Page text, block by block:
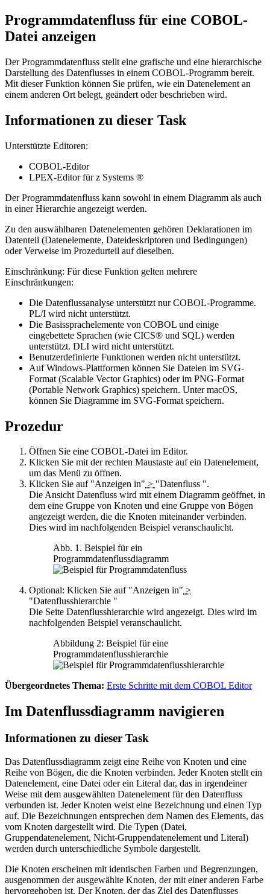
Programmdatenfluss für eine COBOL-
Datei anzeigen
Der Programmdatenfluss stellt eine grafische und eine hierarchische
Darstellung des Datenflusses in einem COBOL-Programm bereit.
Mit dieser Funktion können Sie prüfen, wie ein Datenelement an
einem anderen Ort belegt, geändert oder beschrieben wird.
Informationen zu dieser Task
Unterstützte Editoren:
COBOL-Editor
LPEX-Editor für z Systems ®
Der Programmdatenfluss kann sowohl in einem Diagramm als auch
in einer Hierarchie angezeigt werden.
Zu den auswählbaren Datenelementen gehören Deklarationen im
Datenteil (Datenelemente, Dateideskriptoren und Bedingungen)
oder Verweise im Prozedurteil auf dieselben.
Einschränkung: Für diese Funktion gelten mehrere
Einschränkungen:
Die Datenflussanalyse unterstützt nur COBOL-Programme.
PL/I wird nicht unterstützt.
Die Basissprachelemente von COBOL und einige
eingebettete Sprachen (wie CICS® und SQL) werden
unterstützt. DLI wird nicht unterstützt.
Benutzerdefinierte Funktionen werden nicht unterstützt.
Auf Windows-Plattformen können Sie Dateien im SVG-
Format (Scalable Vector Graphics) oder im PNG-Format
(Portable Network Graphics) speichern. Unter macOS,
können Sie Diagramme im SVG-Format speichern.
Prozedur
Öffnen Sie eine COBOL-Datei im Editor.
Klicken Sie mit der rechten Maustaste auf ein Datenelement,
um das Menü zu öffnen.
Klicken Sie auf "Anzeigen in" > "Datenfluss ".
Die AnsichtDatenfluss wird mit einem Diagramm geöffnet, in
dem eine Gruppe von Knoten und eine Gruppe von Bögen
angezeigt werden, die die Knoten miteinander verbinden.
Dies wird im nachfolgenden Beispiel veranschaulicht.
Abb. 1. Beispiel für ein
Programmdatenflussdiagramm
Optional: Klicken Sie auf "Anzeigen in" >
"Datenflusshierarchie "
Die Seite Datenflusshierarchie wird angezeigt. Dies wird im
nachfolgenden Beispiel veranschaulicht.
Abbildung 2: Beispiel für eine
Programmdatenflusshierarchie
Übergeordnetes Thema: Erste Schritte mit dem COBOL Editor
Im Datenflussdiagramm navigieren
Informationen zu dieser Task
Das Datenflussdiagramm zeigt eine Reihe von Knoten und eine
Reihe von Bögen, die die Knoten verbinden. Jeder Knoten stellt ein
Datenelement, eine Datei oder ein Literal dar, das in irgendeiner
Weise mit dem ausgewählten Datenelement für den Datenfluss
verbunden ist. Jeder Knoten weist eine Bezeichnung und einen Typ
auf. Die Bezeichnungen entsprechen dem Namen des Elements, das
vom Knoten dargestellt wird. Die Typen (Datei,
Gruppendatenelement, Nicht-Gruppendatenelement und Literal)
werden durch unterschiedliche Symbole dargestellt.
Die Knoten erscheinen mit identischen Farben und Begrenzungen,
ausgenommen der ausgewählte Knoten, der mit einer anderen Farbe
hervorgehoben ist. Der Knoten, der das Ziel des Datenflusses